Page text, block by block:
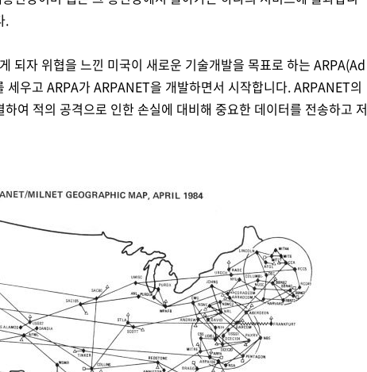
.
되자 위협을 느낀 미국이 새로운 기술개발을 목표로 하는 ARPA(Ad
우고 ARPA가 ARPANET을 개발하면서 시작합니다. ARPANET의
여 적의 공격으로 인한 손실에 대비해 중요한 데이터를 전송하고 저